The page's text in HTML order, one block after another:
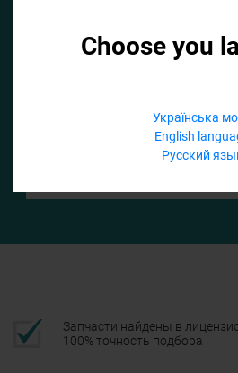
Choose you
Українська
English
Русский
Запчасти найдены в
100% точность подбора